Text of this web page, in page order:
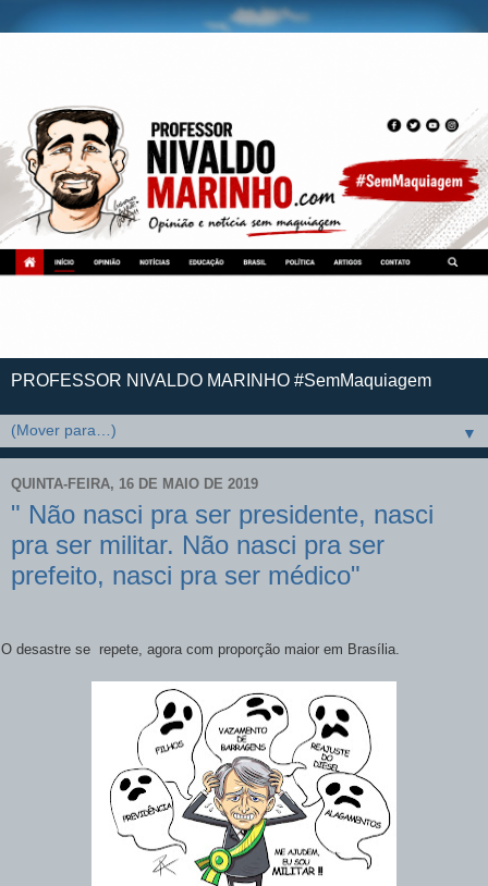
PROFESSOR NIVALDO MARINHO #SemMaquiagem
▼
QUINTA-FEIRA, 16 DE MAIO DE 2019
" Não nasci pra ser presidente, nasci
pra ser militar. Não nasci pra ser
prefeito, nasci pra ser médico"
O desastre se repete, agora com proporção maior em Brasília.